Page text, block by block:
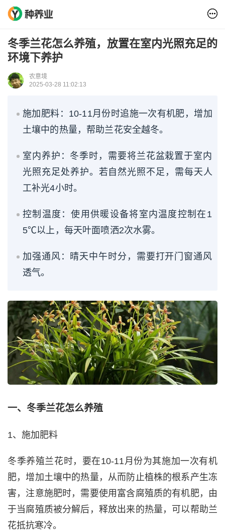
冬季兰花怎么养殖，放置在室内光照充足的
环境下养护
农意境
2025-03-28 11:02:13
施加肥料：10-11月份时追施一次有机肥，增加
土壤中的热量，帮助兰花安全越冬。
室内养护：冬季时，需要将兰花盆栽置于室内
光照充足处养护。若自然光照不足，需每天人
工补光4小时。
控制温度：使用供暖设备将室内温度控制在1
5℃以上，每天叶面喷洒2次水雾。
加强通风：晴天中午时分，需要打开门窗通风
透气。
一、冬季兰花怎么养殖
1、施加肥料
冬季养殖兰花时，要在10-11月份为其施加一次有机
肥，增加土壤中的热量，从而防止植株的根系产生冻
害，注意施肥时，需要使用富含腐殖质的有机肥，由
于当腐殖质被分解后，释放出来的热量，可以帮助兰
花抵抗寒冷。